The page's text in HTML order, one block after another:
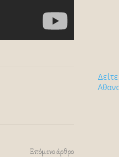
Επόμενο άρθρο